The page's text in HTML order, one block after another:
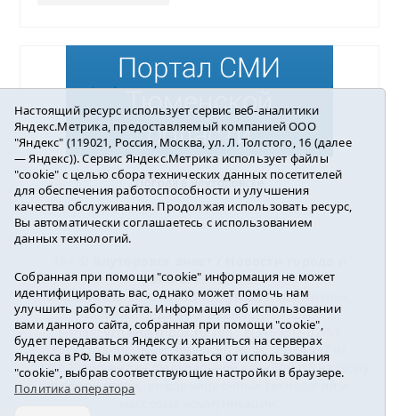
Погода в Ялуторовске
района2016-2023
Учредитель: АНО «ИИЦ « Ялуторовская жизнь».
Главный редактор: Вешкурцева С.П.
E-mail:yznaet@inbox.ruТел.: 8(34535)2-02-51
Регистрационный номер ЭЛ № ФС 77-64937 от
24.02.2016г. выдан Федеральной службой по надзору
в сфере связи, информационных технологий и
Настоящий ресурс использует сервис веб-аналитики
Яндекс.Метрика, предоставляемый компанией ООО
"Яндекс" (119021, Россия, Москва, ул. Л. Толстого, 16 (далее
— Яндекс)). Сервис Яндекс.Метрика использует файлы
"cookie" с целью сбора технических данных посетителей
для обеспечения работоспособности и улучшения
качества обслуживания. Продолжая использовать ресурс,
Вы автоматически соглашаетесь с использованием
данных технологий.
Собранная при помощи "cookie" информация не может
идентифицировать вас, однако может помочь нам
улучшить работу сайта. Информация об использовании
вами данного сайта, собранная при помощи "cookie",
будет передаваться Яндексу и храниться на серверах
Яндекса в РФ. Вы можете отказаться от использования
"cookie", выбрав соответствующие настройки в браузере.
Политика оператора